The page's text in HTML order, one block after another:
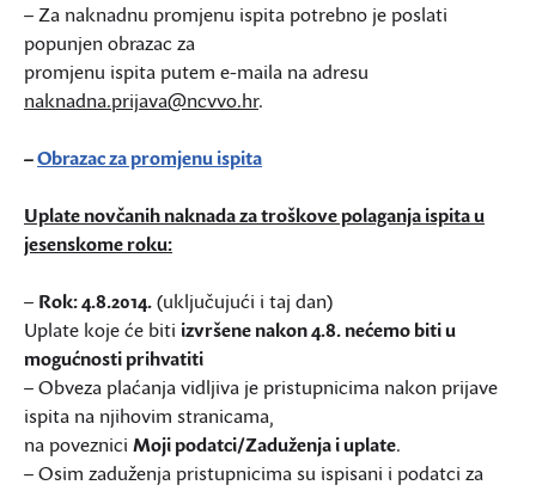
– Za naknadnu promjenu ispita potrebno je poslati
popunjen obrazac za
promjenu ispita putem e-maila na adresu
naknadna.prijava@ncvvo.hr.
–Obrazac za promjenu ispita
Uplate novčanih naknada za troškove polaganja ispita u
jesenskome roku:
– Rok: 4.8.2014.(uključujući i taj dan)
Uplate koje će biti izvršene nakon 4.8. nećemo biti u
mogućnosti prihvatiti
– Obveza plaćanja vidljiva je pristupnicima nakon prijave
ispita na njihovim stranicama,
na poveznici Moji podatci/Zaduženja i uplate.
– Osim zaduženja pristupnicima su ispisani i podatci za